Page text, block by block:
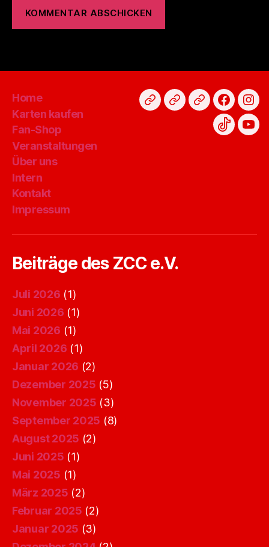
Home
Karten kaufen
Fan-Shop
Veranstaltungen
Über uns
Intern
Kontakt
Impressum
KartenFan-Spenden
TikTok
Beiträge des ZCC e.V.
Juli 2026 (1)
Juni 2026 (1)
Mai 2026 (1)
April 2026 (1)
Januar 2026 (2)
Dezember 2025 (5)
November 2025 (3)
September 2025 (8)
August 2025 (2)
Juni 2025 (1)
Mai 2025 (1)
März 2025 (2)
Februar 2025 (2)
Januar 2025 (3)